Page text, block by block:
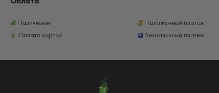
Наличными
Наложенный платёж
Оплата картой
Безналичный платеж